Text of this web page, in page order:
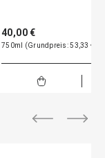
40,00 €
750ml (Grundpreis: 53,33 €